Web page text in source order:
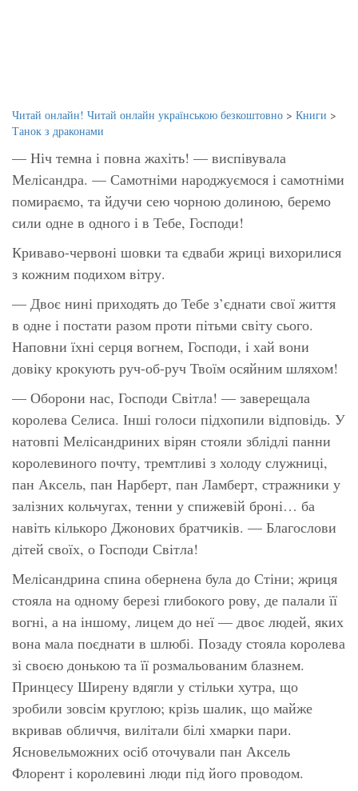
Читай онлайн! Читай онлайн українською безкоштовно > Книги >
Танок з драконами
— Ніч темна і повна жахіть! — виспівувала
Мелісандра. — Самотніми народжуємося і самотніми
помираємо, та йдучи сею чорною долиною, беремо
сили одне в одного і в Тебе, Господи!
Криваво-червоні шовки та єдваби жриці вихорилися
з кожним подихом вітру.
— Двоє нині приходять до Тебе з’єднати свої життя
в одне і постати разом проти пітьми світу сього.
Наповни їхні серця вогнем, Господи, і хай вони
довіку крокують руч-об-руч Твоїм осяйним шляхом!
— Оборони нас, Господи Світла! — заверещала
королева Селиса. Інші голоси підхопили відповідь. У
натовпі Мелісандриних вірян стояли зблідлі панни
королевиного почту, тремтливі з холоду служниці,
пан Аксель, пан Нарберт, пан Ламберт, стражники у
залізних кольчугах, тенни у спижевій броні… ба
навіть кількоро Джонових братчиків. — Благослови
дітей своїх, о Господи Світла!
Мелісандрина спина обернена була до Стіни; жриця
стояла на одному березі глибокого рову, де палали її
вогні, а на іншому, лицем до неї — двоє людей, яких
вона мала поєднати в шлюбі. Позаду стояла королева
зі своєю донькою та її розмальованим блазнем.
Принцесу Ширену вдягли у стільки хутра, що
зробили зовсім круглою; крізь шалик, що майже
вкривав обличчя, вилітали білі хмарки пари.
Ясновельможних осіб оточували пан Аксель
Флорент і королевині люди під його проводом.